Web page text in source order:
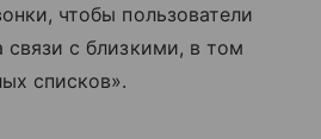
чтобы пользователи
связи с близкими, в том
списков».